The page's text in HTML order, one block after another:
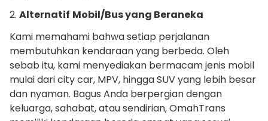
2. Alternatif Mobil/Bus yang Beraneka
Kami memahami bahwa setiap perjalanan
membutuhkan kendaraan yang berbeda. Oleh
sebab itu, kami menyediakan bermacam jenis mobil
mulai dari city car, MPV, hingga SUV yang lebih besar
dan nyaman. Bagus Anda berpergian dengan
keluarga, sahabat, atau sendirian, OmahTrans